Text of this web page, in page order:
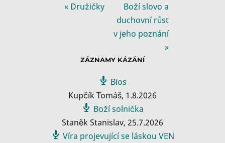
n
g
s
« Družičky
Boží slovo a
duchovní růst
v jeho poznání
»
ZÁZNAMY KÁZÁNÍ
Bios
Kupčík Tomáš, 1.8.2026
Boží solnička
Staněk Stanislav, 25.7.2026
Víra projevující se láskou VEN